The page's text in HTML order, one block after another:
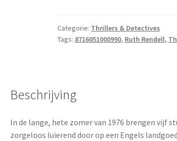
weerzien
aantal
Categorie: Thrillers & Detectives
Tags: 8716051000990, Ruth Rendell,
Beschrijving
In de lange, hete zomer van 1976 brengen vijf
zorgeloos luierend door op een Engels